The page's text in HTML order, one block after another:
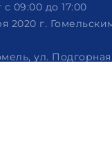
09:00 до 17:00
2020 г.
ул.